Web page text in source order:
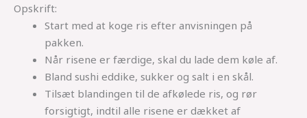
Opskrift:
Start med at koge ris efter anvisningen på
pakken.
Når risene er færdige, skal du lade dem køle af.
Bland sushi eddike, sukker og salt i en skål.
Tilsæt blandingen til de afkølede ris, og rør
forsigtigt, indtil alle risene er dækket af